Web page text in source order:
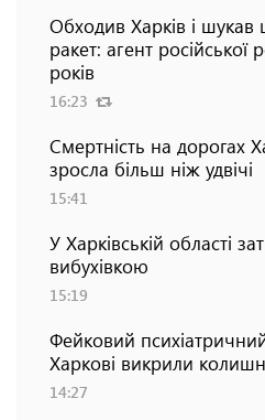
Обходив Харків і шукав
ракет: агент російської
років
16:23
Смертність на дорогах
зросла більш ніж удвічі
15:41
У Харківській області
вибухівкою
15:19
Фейковий
Харкові викрили
14:27